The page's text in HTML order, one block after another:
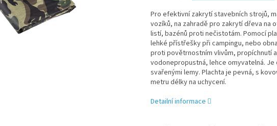
Pro efektivní zakrytí stavebních strojů,
vozíků, na zahradě pro zakrytí dřeva na
listí, bazénů proti nečistotám. Pomocí
lehké přístřešky při campingu, nebo
proti povětrnostním vlivům, propíchnutí
vodonepropustná, lehce omyvatelná.
svařenými lemy. Plachta je pevná, s
metru délky na uchycení.
Detailní informace